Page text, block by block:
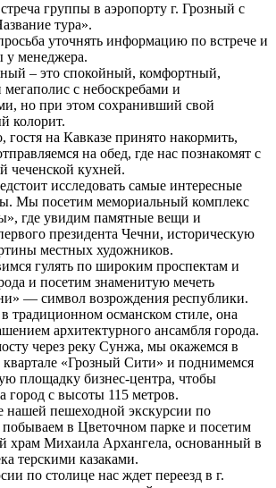
группы в аэропорту г. Грозный с
тура».
уточнять информацию по встрече и
у менеджера.
– это спокойный, комфортный,
с небоскребами и
но при этом сохранивший свой
колорит.
гостя на Кавказе принято накормить,
на обед, где нас познакомят с
чеченской кухней.
исследовать самые интересные
Мы посетим мемориальный комплекс
где увидим памятные вещи и
президента Чечни, историческую
местных художников.
гулять по широким проспектам и
и посетим знаменитую мечеть
— символ возрождения республики.
традиционном османском стиле, она
архитектурного ансамбля города.
через реку Сунжа, мы окажемся в
«Грозный Сити» и поднимемся
площадку бизнес-центра, чтобы
город с высоты 115 метров.
нашей пешеходной экскурсии по
в Цветочном парке и посетим
храм Михаила Архангела, основанный в
терскими казаками.
по столице нас ждет переезд в г.